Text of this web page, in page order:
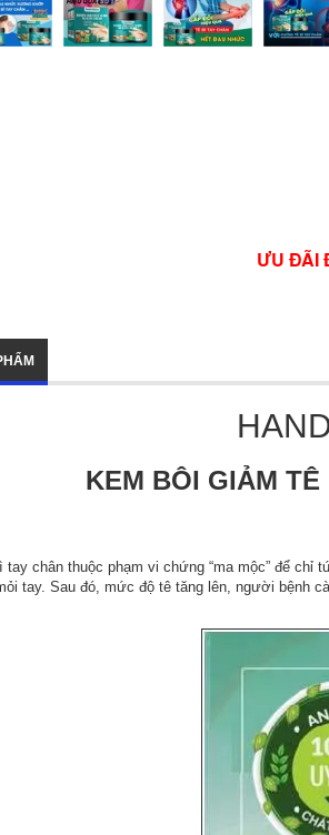
ƯU ĐÃI
KEM BÔI GIẢM TÊ
tay chân thuộc phạm vi chứng “ma mộc” để
tay. Sau đó, mức độ tê tăng lên, người bệnh